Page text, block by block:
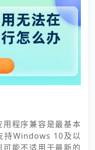
程序兼容是最基本
持Windows 10及以
能不适用于最新的